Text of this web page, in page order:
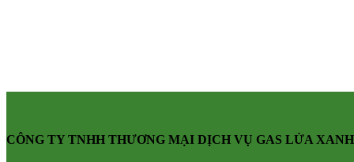
CÔNG TY TNHH THƯƠNG MẠI DỊCH VỤ GAS LỬA XANH